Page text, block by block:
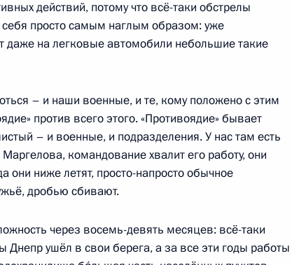
гарантиях сотрудникам
Российской Федерации
апелляционного
актов, принятых
общей юрисдикции Донецкой
Запорожской и Херсонской
действий, потому что всё-таки обстрелы
себя просто самым наглым образом: уже
даже на легковые автомобили небольшие такие
– и наши военные, и те, кому положено с этим
против всего этого. «Противоядие» бывает
– и военные, и подразделения. У нас там есть
командование хвалит его работу, они
они ниже летят, просто-напросто обычное
дробью сбивают.
через восемь-девять месяцев: всё-таки
Днепр ушёл в свои берега, а за все эти годы работы